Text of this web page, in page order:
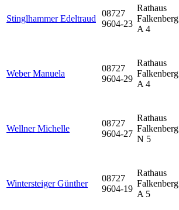
Stinglhammer Edeltraud
08727
9604-23
Rathaus
Falkenberg
A 4
Weber Manuela
08727
9604-29
Rathaus
Falkenberg
A 4
Wellner Michelle
08727
9604-27
Rathaus
Falkenberg
N 5
Wintersteiger Günther
08727
9604-19
Rathaus
Falkenberg
A 5